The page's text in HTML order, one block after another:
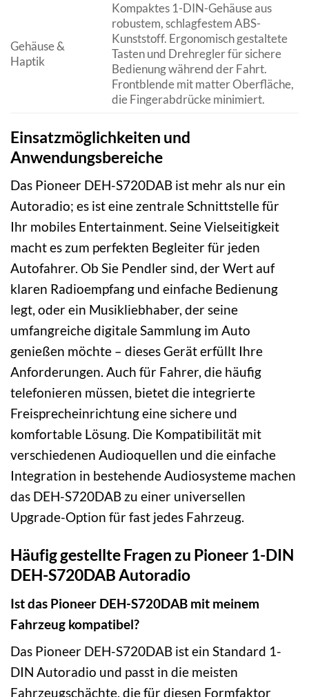
Gehäuse &
Haptik
Kompaktes 1-DIN-Gehäuse aus
robustem, schlagfestem ABS-
Kunststoff. Ergonomisch gestaltete
Tasten und Drehregler für sichere
Bedienung während der Fahrt.
Frontblende mit matter Oberfläche,
die Fingerabdrücke minimiert.
Einsatzmöglichkeiten und
Anwendungsbereiche
Das Pioneer DEH-S720DAB ist mehr als nur ein
Autoradio; es ist eine zentrale Schnittstelle für
Ihr mobiles Entertainment. Seine Vielseitigkeit
macht es zum perfekten Begleiter für jeden
Autofahrer. Ob Sie Pendler sind, der Wert auf
klaren Radioempfang und einfache Bedienung
legt, oder ein Musikliebhaber, der seine
umfangreiche digitale Sammlung im Auto
genießen möchte – dieses Gerät erfüllt Ihre
Anforderungen. Auch für Fahrer, die häufig
telefonieren müssen, bietet die integrierte
Freisprecheinrichtung eine sichere und
komfortable Lösung. Die Kompatibilität mit
verschiedenen Audioquellen und die einfache
Integration in bestehende Audiosysteme machen
das DEH-S720DAB zu einer universellen
Upgrade-Option für fast jedes Fahrzeug.
Häufig gestellte Fragen zu Pioneer 1-DIN
DEH-S720DAB Autoradio
Ist das Pioneer DEH-S720DAB mit meinem
Fahrzeug kompatibel?
Das Pioneer DEH-S720DAB ist ein Standard 1-
DIN Autoradio und passt in die meisten
Fahrzeugschächte, die für diesen Formfaktor